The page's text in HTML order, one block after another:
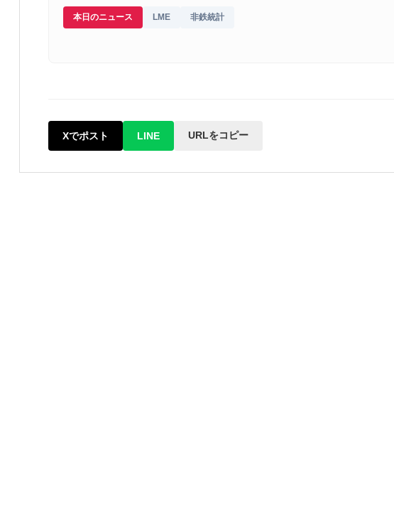
本日のニュース LME 非鉄統計
Xでポスト LINE URLをコピー